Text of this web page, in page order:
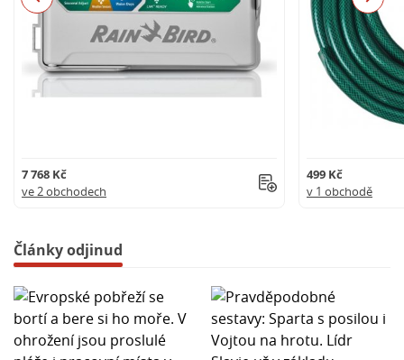
7 768 Kč
ve 2 obchodech
499 Kč
v 1 obchodě
Články odjinud